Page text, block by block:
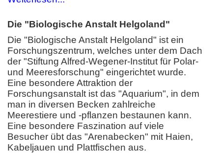
Die "Biologische Anstalt Helgoland"
Die "Biologische Anstalt Helgoland" ist ein
Forschungszentrum, welches unter dem Dach
der "Stiftung Alfred-Wegener-Institut für Polar-
und Meeresforschung" eingerichtet wurde.
Eine besondere Attraktion der
Forschungsanstalt ist das "Aquarium", in dem
man in diversen Becken zahlreiche
Meerestiere und -pflanzen bestaunen kann.
Eine besondere Faszination auf viele
Besucher übt das "Arenabecken" mit Haien,
Kabeljauen und Plattfischen aus.